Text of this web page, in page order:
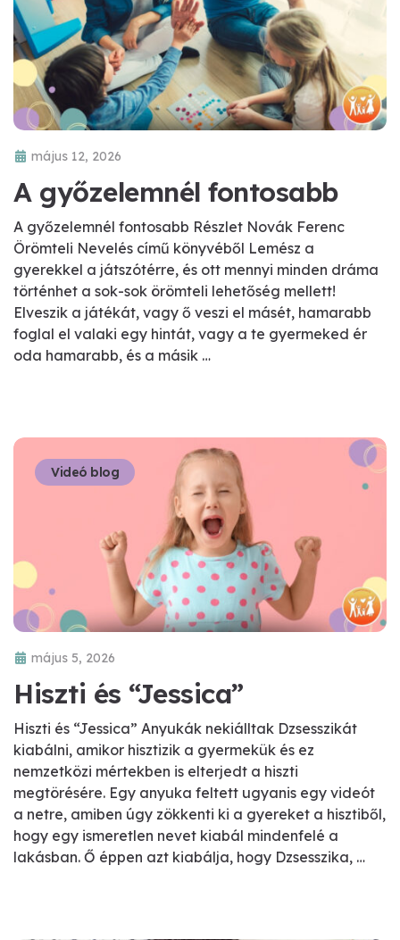
május 12, 2026
A győzelemnél fontosabb
A győzelemnél fontosabb Részlet Novák Ferenc
Örömteli Nevelés című könyvéből Lemész a
gyerekkel a játszótérre, és ott mennyi minden dráma
történhet a sok-sok örömteli lehetőség mellett!
Elveszik a játékát, vagy ő veszi el másét, hamarabb
foglal el valaki egy hintát, vagy a te gyermeked ér
oda hamarabb, és a másik …
Videó blog
május 5, 2026
Hiszti és “Jessica”
Hiszti és “Jessica” Anyukák nekiálltak Dzsesszikát
kiabálni, amikor hisztizik a gyermekük és ez
nemzetközi mértekben is elterjedt a hiszti
megtörésére. Egy anyuka feltett ugyanis egy videót
a netre, amiben úgy zökkenti ki a gyereket a hisztiből,
hogy egy ismeretlen nevet kiabál mindenfelé a
lakásban. Ő éppen azt kiabálja, hogy Dzsesszika, …